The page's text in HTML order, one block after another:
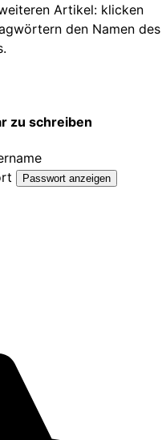
Artikel: klicken
den Namen des
zu schreiben
Passwort anzeigen